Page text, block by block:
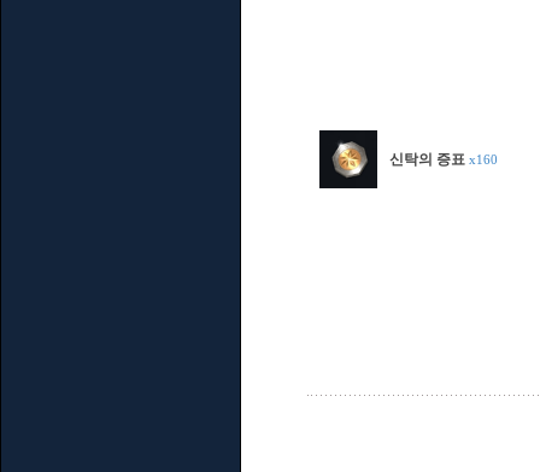
신탁의 증표 x160